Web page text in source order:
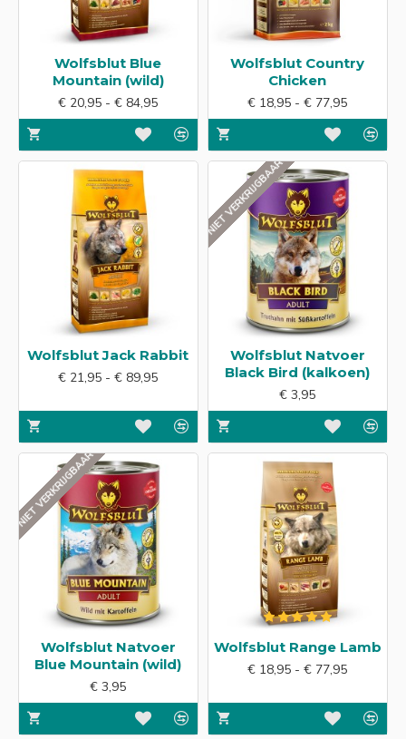
Wolfsblut Blue
Mountain (wild)
€ 20,95 - € 84,95
Wolfsblut Country
Chicken
€ 18,95 - € 77,95
Wolfsblut Jack Rabbit
€ 21,95 - € 89,95
NIET VERKRIJGBAAR
Wolfsblut Natvoer
Black Bird (kalkoen)
€ 3,95
NIET VERKRIJGBAAR
Wolfsblut Natvoer
Blue Mountain (wild)
€ 3,95
Wolfsblut Range Lamb
€ 18,95 - € 77,95